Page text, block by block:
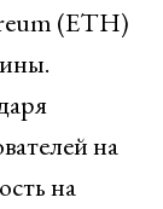
(ETH)
на
на